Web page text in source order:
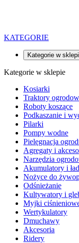
KATEGORIE
Kategorie w
Kategorie w sklepie
Kosiarki
Traktory
Roboty koszące
Podkaszanie i
Pilarki
Pompy wodne
Pielęgnacja
Agregaty i
Narzędzia
Akumulatory i
Nożyce do
Odśnieżanie
Kultywatory i
Myjki
Wertykulatory
Dmuchawy
Akcesoria
Ridery